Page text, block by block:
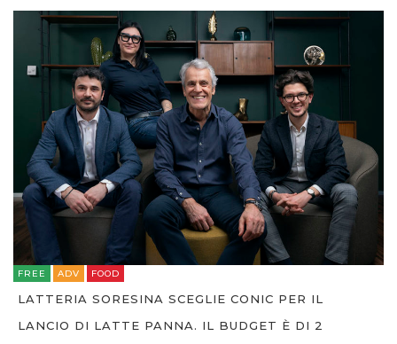
FREE ADV FOOD
LATTERIA SORESINA SCEGLIE CONIC PER IL
LANCIO DI LATTE PANNA. IL BUDGET È DI 2